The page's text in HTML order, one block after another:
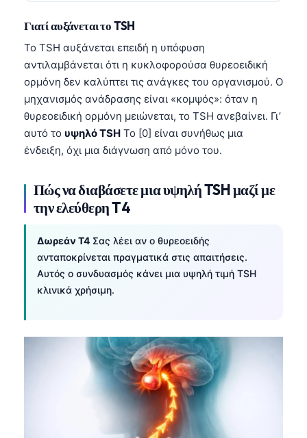
Γιατί αυξάνεται το TSH
Το TSH αυξάνεται επειδή η υπόφυση
αντιλαμβάνεται ότι η κυκλοφορούσα θυρεοειδική
ορμόνη δεν καλύπτει τις ανάγκες του οργανισμού. Ο
μηχανισμός ανάδρασης είναι «κομψός»: όταν η
θυρεοειδική ορμόνη μειώνεται, το TSH ανεβαίνει. Γι’
αυτό το υψηλό TSH Το [0] είναι συνήθως μια
ένδειξη, όχι μια διάγνωση από μόνο του.
Πώς να διαβάσετε μια υψηλή TSH μαζί με
την ελεύθερη T4
Δωρεάν T4 Σας λέει αν ο θυρεοειδής
ανταποκρίνεται πραγματικά στις απαιτήσεις.
Αυτός ο συνδυασμός κάνει μια υψηλή τιμή TSH
κλινικά χρήσιμη.